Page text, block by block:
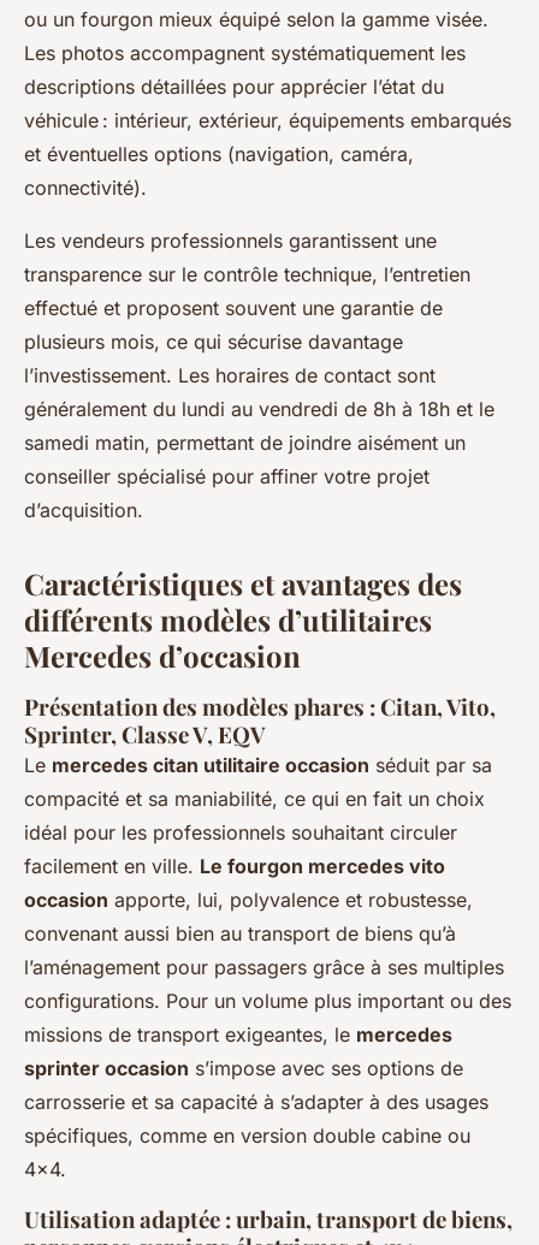
ou un fourgon mieux équipé selon la gamme visée.
Les photos accompagnent systématiquement les
descriptions détaillées pour apprécier l’état du
véhicule : intérieur, extérieur, équipements embarqués
et éventuelles options (navigation, caméra,
connectivité).
Les vendeurs professionnels garantissent une
transparence sur le contrôle technique, l’entretien
effectué et proposent souvent une garantie de
plusieurs mois, ce qui sécurise davantage
l’investissement. Les horaires de contact sont
généralement du lundi au vendredi de 8h à 18h et le
samedi matin, permettant de joindre aisément un
conseiller spécialisé pour affiner votre projet
d’acquisition.
Caractéristiques et avantages des
différents modèles d’utilitaires
Mercedes d’occasion
Présentation des modèles phares : Citan, Vito,
Sprinter, Classe V, EQV
Le mercedes citan utilitaire occasion séduit par sa
compacité et sa maniabilité, ce qui en fait un choix
idéal pour les professionnels souhaitant circuler
facilement en ville. Le fourgon mercedes vito
occasion apporte, lui, polyvalence et robustesse,
convenant aussi bien au transport de biens qu’à
l’aménagement pour passagers grâce à ses multiples
configurations. Pour un volume plus important ou des
missions de transport exigeantes, le mercedes
sprinter occasion s’impose avec ses options de
carrosserie et sa capacité à s’adapter à des usages
spécifiques, comme en version double cabine ou
4x4.
Utilisation adaptée : urbain, transport de biens,